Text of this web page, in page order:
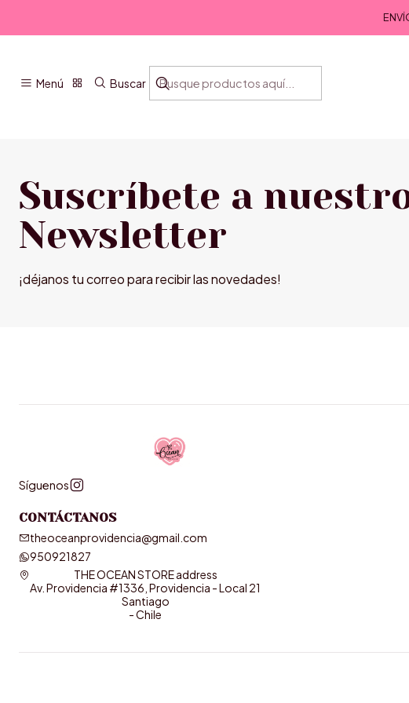
Menú Buscar
Suscríbete a
Newsletter
¡déjanos tu correo para recibir las novedades!
Síguenos
CONTÁCTANOS
theoceanprovidencia@gmail.com
950921827
THE OCEAN STORE address
Av. Providencia #1336, Providencia - Local 21
Santiago
- Chile